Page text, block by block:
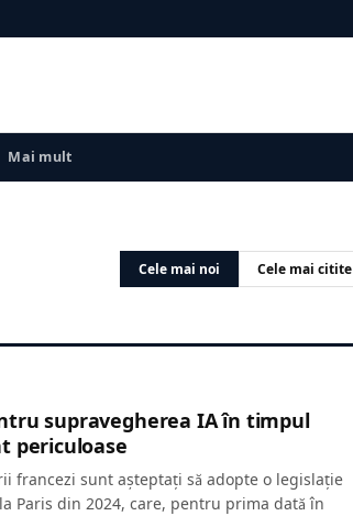
Mai mult
Cele mai noi Cele mai citite
supravegherea IA în timpul
periculoase
francezi sunt așteptați să adopte o legislație
Paris din 2024, care, pentru prima dată în